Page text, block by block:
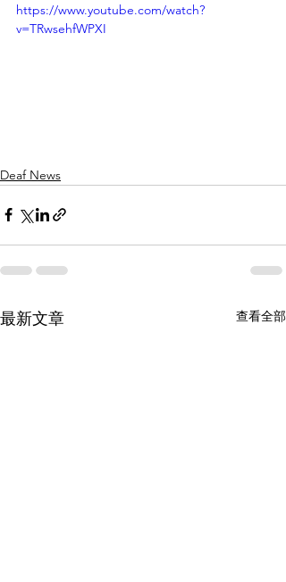
https://www.youtube.com/watch?
v=TRwsehfWPXI
Deaf News
最新文章 查看全部